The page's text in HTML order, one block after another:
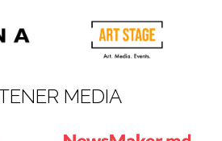
MEDIA